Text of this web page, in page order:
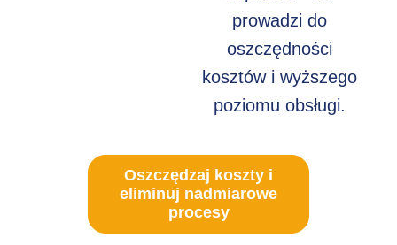
prowadzi do
oszczędności
kosztów i wyższego
poziomu obsługi.
Oszczędzaj koszty i
eliminuj nadmiarowe
procesy